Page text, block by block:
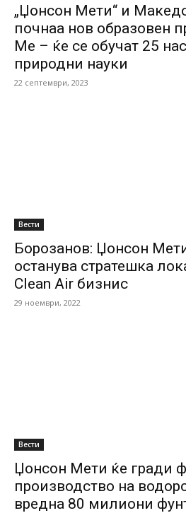
„Џонсон Мети“ и
почнаа нов образовен
Me – ќе се обучат 25
природни науки
22 септември, 2023
Вести
Борозанов: Џонсон
останува стратешка
Clean Air бизнис
29 ноември, 2022
Вести
Џонсон Мети ќе гради
производство на
вредна 80 милиони